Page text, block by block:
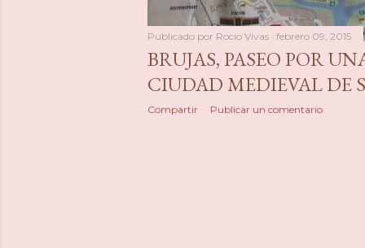
Publicado por Rocio Vivas febrero 09, 2015
BRUJAS, PASEO POR
CIUDAD MEDIEVAL DE
Compartir Publicar un comentario